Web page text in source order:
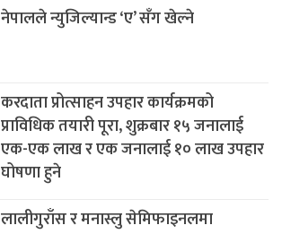
नेपालले न्युजिल्यान्ड ‘ए’ सँग खेल्ने
करदाता प्रोत्साहन उपहार कार्यक्रमको
प्राविधिक तयारी पूरा, शुक्रबार १५ जनालाई
एक-एक लाख र एक जनालाई १० लाख उपहार
घोषणा हुने
लालीगुराँस र मनास्लु सेमिफाइनलमा